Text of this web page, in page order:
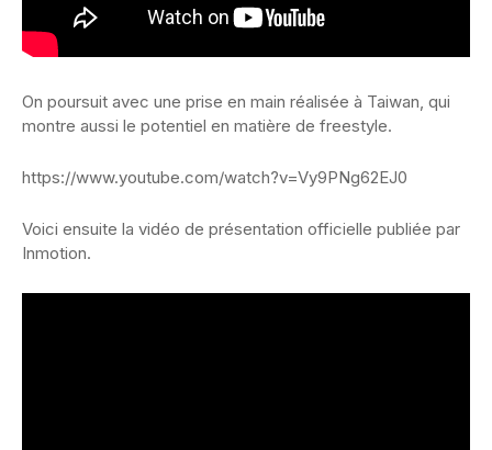
On poursuit avec une prise en main réalisée à Taiwan, qui
montre aussi le potentiel en matière de freestyle.
https://www.youtube.com/watch?v=Vy9PNg62EJ0
Voici ensuite la vidéo de présentation officielle publiée par
Inmotion.